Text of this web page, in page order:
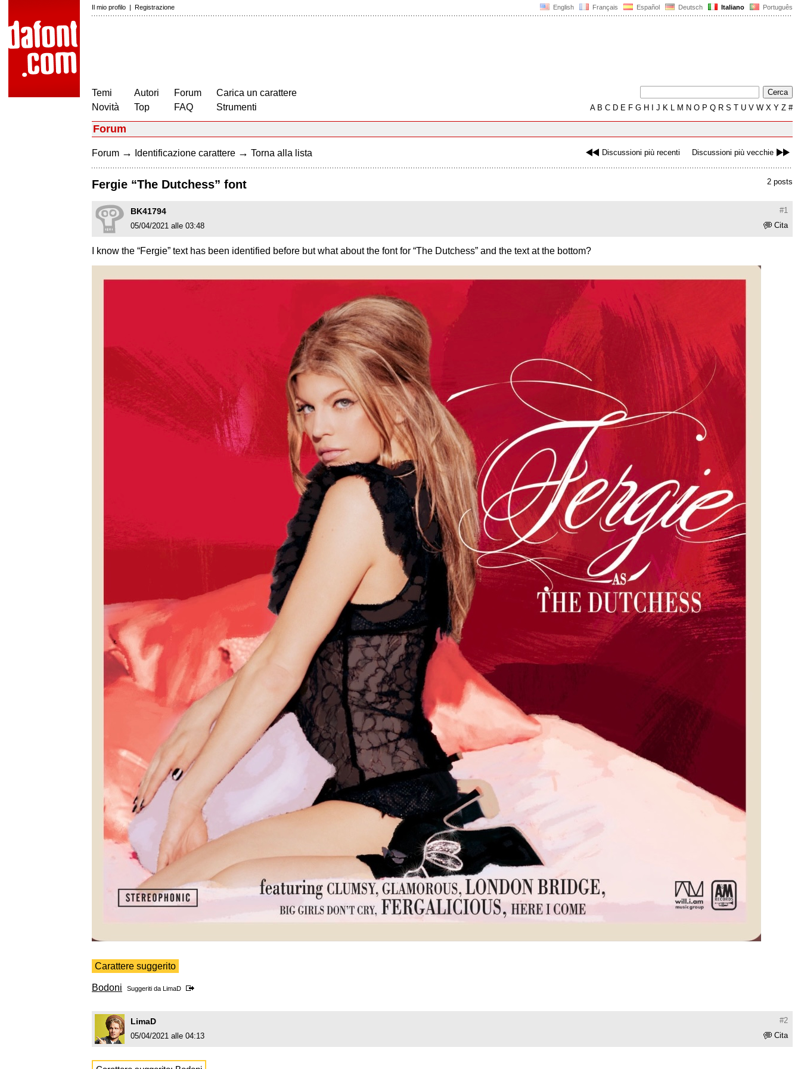
English Français Español Deutsch Italiano Português
Il mio profilo | Registrazione
Temi
Novità
Autori
Top
Forum
FAQ
Carica un carattere
Strumenti
AB C D E F G H J K L M N O P Q R S T U V W X Y Z #
Forum
Discussioni più recenti Discussioni più vecchie
Forum → Identificazione carattere → Torna alla lista
2 posts
Fergie “The Dutchess” font
#1
BK41794
Cita
05/04/2021 alle 03:48
I know the “Fergie” text has been identified before but what about the font for “The Dutchess” and the text at the bottom?
Carattere suggerito
Bodoni Suggeriti da LimaD
#2
LimaD
Cita
05/04/2021 alle 04:13